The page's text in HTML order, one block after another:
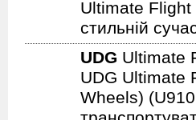
Ultimate Flight
стильній
UDG Ultimate
UDG Ultimate
Wheels)